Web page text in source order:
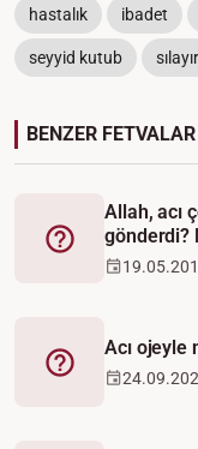
hastalık ibadet
seyyid kutub
BENZER FETVALAR
Fetva
Allah, acı
gönderdi?
Fetva
Acı ojeyle